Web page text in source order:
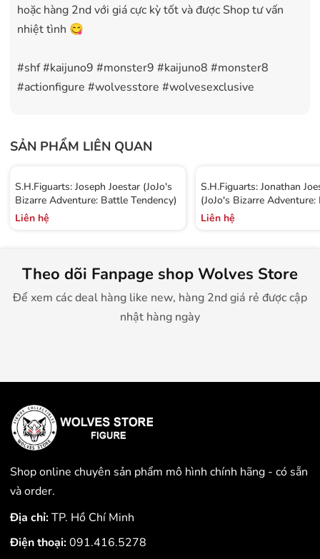
hoặc hàng 2nd với giá cực kỳ tốt và được Shop tư vấn
nhiệt tình 😋
#shf #kaijuno9 #monster9 #kaijuno8 #monster8
#actionfigure #wolvesstore #wolvesexclusive
SẢN PHẨM LIÊN QUAN
S.H.Figuarts: Joseph Joestar (JoJo's
Bizarre Adventure: Battle Tendency)
Liên hệ
S.H.Figuarts: Jonathan
(JoJo's Bizarre
Tendency)
Liên hệ
Theo dõi Fanpage shop Wolves Store
Để xem các deal hàng like new, hàng 2nd giá rẻ được cập
nhật hàng ngày
Shop online chuyên sản phẩm mô hình chính hãng - có sẵn
và order.
Địa chỉ:TP. Hồ Chí Minh
Điện thoại:091.416.5278